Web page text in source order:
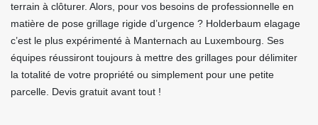
terrain à clôturer. Alors, pour vos besoins de professionnelle en
matière de pose grillage rigide d’urgence ? Holderbaum elagage
c’est le plus expérimenté à Manternach au Luxembourg. Ses
équipes réussiront toujours à mettre des grillages pour délimiter
la totalité de votre propriété ou simplement pour une petite
parcelle. Devis gratuit avant tout !